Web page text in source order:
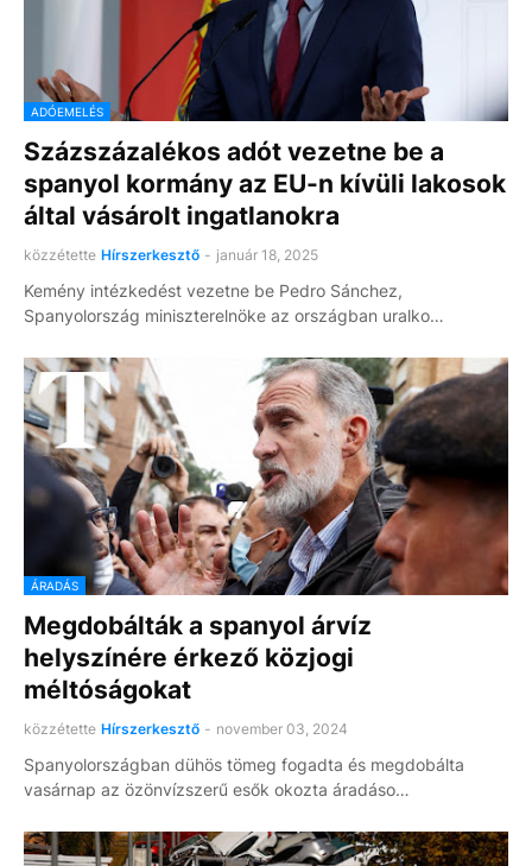
ADÓEMELÉS
Százszázalékos adót vezetne be a
spanyol kormány az EU-n kívüli lakosok
által vásárolt ingatlanokra
közzétette Hírszerkesztő - január 18, 2025
Kemény intézkedést vezetne be Pedro Sánchez,
Spanyolország miniszterelnöke az országban uralko…
ÁRADÁS
Megdobálták a spanyol árvíz
helyszínére érkező közjogi
méltóságokat
közzétette Hírszerkesztő - november 03, 2024
Spanyolországban dühös tömeg fogadta és megdobálta
vasárnap az özönvízszerű esők okozta áradáso…